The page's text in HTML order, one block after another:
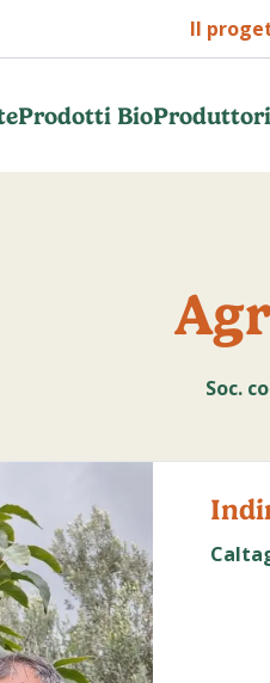
Prodotti BioProduttori
Il
Soc.